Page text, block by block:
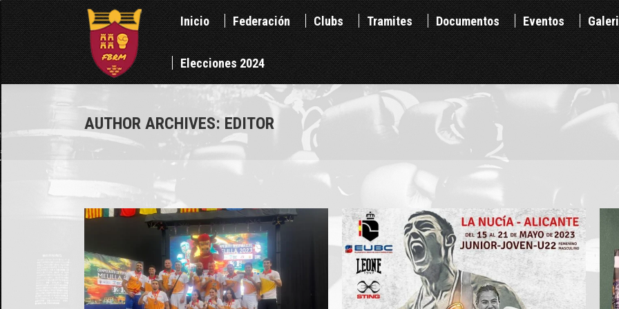
Inicio Federación Clubs Tramites Documentos Eventos
Elecciones 2024
AUTHOR ARCHIVES:EDITOR
Inicio Federación Clubs Tramites Documentos Eventos
Elecciones 2024